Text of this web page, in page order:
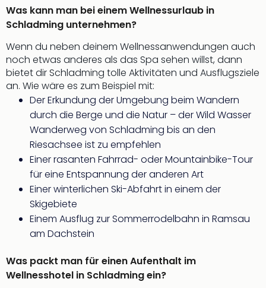
Was kann man bei einem Wellnessurlaub in
Schladming unternehmen?
Wenn du neben deinem Wellnessanwendungen auch
noch etwas anderes als das Spa sehen willst, dann
bietet dir Schladming tolle Aktivitäten und Ausflugsziele
an. Wie wäre es zum Beispiel mit:
Der Erkundung der Umgebung beim Wandern
durch die Berge und die Natur – der Wild Wasser
Wanderweg von Schladming bis an den
Riesachsee ist zu empfehlen
Einer rasanten Fahrrad- oder Mountainbike-Tour
für eine Entspannung der anderen Art
Einer winterlichen Ski-Abfahrt in einem der
Skigebiete
Einem Ausflug zur Sommerrodelbahn in Ramsau
am Dachstein
Was packt man für einen Aufenthalt im
Wellnesshotel in Schladming ein?